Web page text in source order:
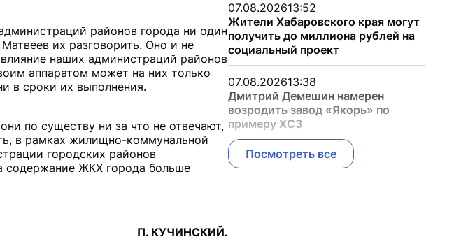
районов города ни один
их разговорить. Оно и не
наших администраций районов
аппаратом может на них только
в сроки их выполнения.
по существу ни за что не отвечают,
в рамках жилищно-коммунальной
городских районов
содержание ЖКХ города больше
П. КУЧИНСКИЙ.
07.08.202613:52
Жители Хабаровского края могут
получить до миллиона рублей на
социальный проект
07.08.202613:38
Дмитрий Демешин намерен
возродить завод «Якорь» по
примеру ХСЗ
Посмотреть все